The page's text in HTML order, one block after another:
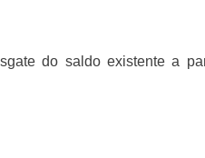
do saldo existente a